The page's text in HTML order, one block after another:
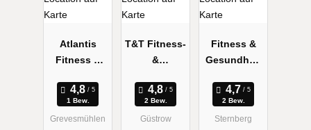
Atlantis
Fitness &
1 Bew.
Grevesmühlen
T&T Fitness-
&
studio
Güstrow
2 Bew.
Güstrow
Fitness &
Gesundheit
2 Bew.
Sternberg